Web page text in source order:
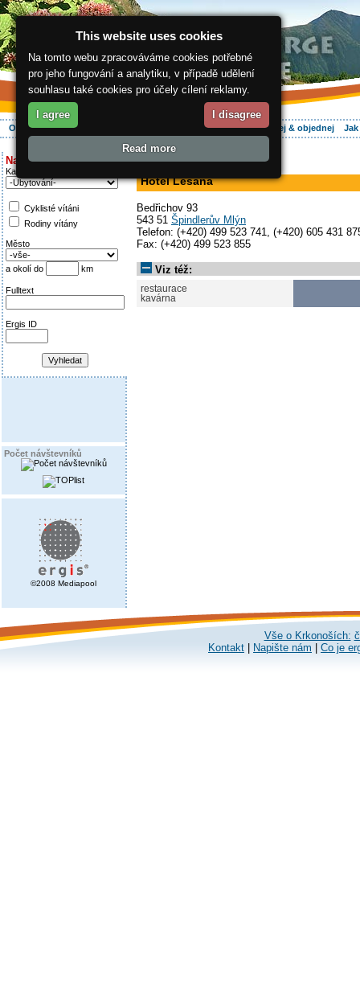
O regionu Aktivně Ubytování Hledej & objednej
Najděte si:
Kategorie
Cyklisté vítáni
Rodiny vítány
Město
a okolí do km
Fulltext
Ergis ID
Počet návštevníků
©2008 Mediapool
ergis.cz>
Hotel Lesana
Bedřichov 93
543 51 Špindlerův Mlýn
Telefon: (+420) 499 523 741, (+420) 605 431
Fax: (+420) 499 523 855
Viz též:
restaurace
kavárna
Vše o Krkonoších:
Kontakt
Napište nám Co je
This website uses cookies
Na tomto webu zpracováváme cookies potřebné
pro jeho fungování a analytiku, v případě udělení
souhlasu také cookies pro účely cílení reklamy.
I agree I disagree
Read more